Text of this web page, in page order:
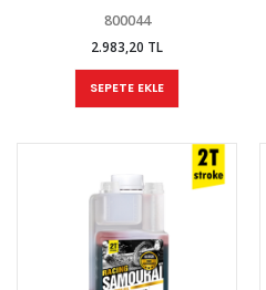
800044
2.983,20 TL
SEPETE EKLE